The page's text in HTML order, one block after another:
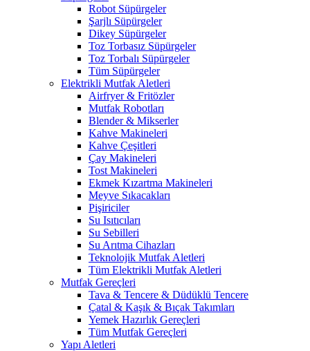
Robot Süpürgeler
Şarjlı Süpürgeler
Dikey Süpürgeler
Toz Torbasız Süpürgeler
Toz Torbalı Süpürgeler
Tüm Süpürgeler
Elektrikli Mutfak Aletleri
Airfryer & Fritözler
Mutfak Robotları
Blender & Mikserler
Kahve Makineleri
Kahve Çeşitleri
Çay Makineleri
Tost Makineleri
Ekmek Kızartma Makineleri
Meyve Sıkacakları
Pişiriciler
Su Isıtıcıları
Su Sebilleri
Su Arıtma Cihazları
Teknolojik Mutfak Aletleri
Tüm Elektrikli Mutfak Aletleri
Mutfak Gereçleri
Tava & Tencere & Düdüklü Tencere
Çatal & Kaşık & Bıçak Takımları
Yemek Hazırlık Gereçleri
Tüm Mutfak Gereçleri
Yapı Aletleri